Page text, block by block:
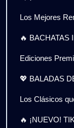
Los Mejores
🔥 BACHATAS
Ediciones
💖 BALADAS
Los Clásicos
🔥 ¡NUEVO!